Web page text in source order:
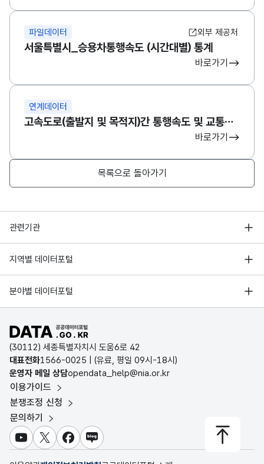
파일데이터 외부 제공처
서울특별시_승용차통행속도 (시간대별) 통계
바로가기
연계데이터
고속도로(출발지 및 목적지)간 통행속도 및 교통량 통계 데이터(1개월 단위)
바로가기
목록으로 돌아가기
관련기관
행정안전부
한국지능정보사회진흥원
국가정보자원관리원
지역별 데이터포털
서울 열린데이터광장
경기데이터드림
D-데이터허브
인천데이터포털
울산광역시 데이터포털
전남광주통합특별시 빅데이터 플랫폼
대전광역시 데이터포털
세종특별자치시 데이터포털
충청북도 데이터허브
분야별 데이터포털
기상자료개방포털
국토교통부 공간정보오픈플랫폼
환경부 환경데이터포털
문화데이터광장
농림축산식품 공공데이터포털
보건의료빅데이터개방시스템
식품의약품안전처 데이터포털
교육통계서비스
공공데이터포털 바로가기
(30112) 세종특별자치시 도움6로 42
대표전화1566-0025 | (유료, 평일 09시-18시)
운영자 메일 상담opendata_help@nia.or.kr
이용가이드
분쟁조정 신청
문의하기
유튜브X 페이스북
블로그